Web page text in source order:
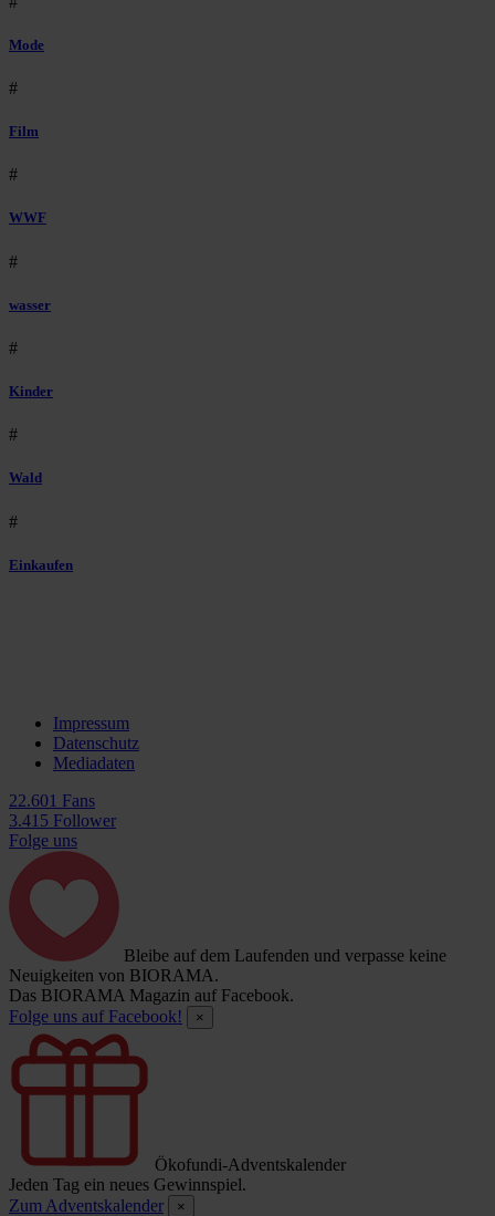
Mode
#
Film
#
WWF
#
wasser
#
Kinder
#
Wald
#
Einkaufen
Impressum
Datenschutz
Mediadaten
22.601 Fans
3.415 Follower
Folge uns
Bleibe auf dem Laufenden und verpasse keine
Neuigkeiten von BIORAMA.
Das BIORAMA Magazin auf Facebook.
Folge uns auf Facebook!
×
Ökofundi-Adventskalender
Jeden Tag ein neues Gewinnspiel.
Zum Adventskalender
×